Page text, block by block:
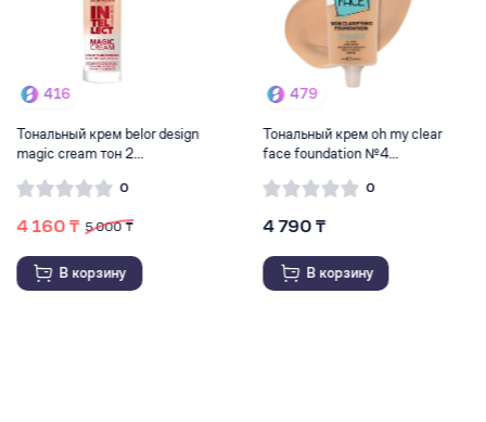
479
Тональный крем oh my clear
face foundation №4...
0
4 790 ₸
В корзину
620
Тональные средства
Influence Skin Futute 04 т...
0
6 200 ₸
В корзину